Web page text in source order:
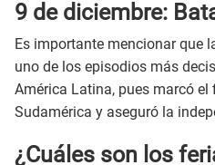
9 de diciembre:
Es importante mencionar que
uno de los episodios más
América Latina, pues marcó
Sudamérica y aseguró la
¿Cuáles son los